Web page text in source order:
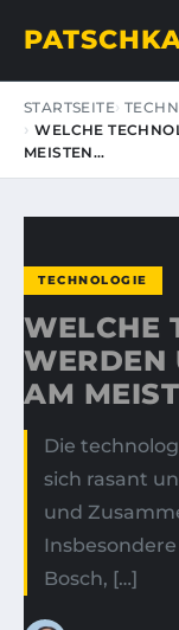
STARTSEITE
WELCHE
MEISTEN…
TECHNOLOGIE
WELCHE
WERDEN
AM
Die
sich rasant
und
Bosch, […]